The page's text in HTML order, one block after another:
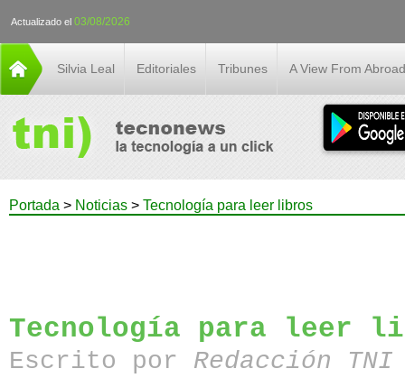
Actualizado el 03/08/2026
Silvia Leal Editoriales Tribunes A View From Abroad
Portada > Noticias > Tecnología para leer libros
Tecnología para leer
Escrito por Redacción